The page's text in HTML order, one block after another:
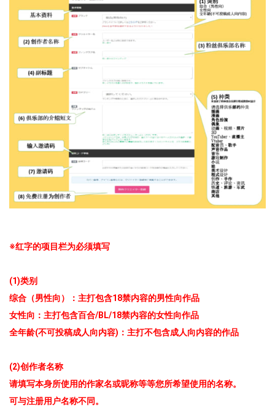
※红字的项目栏为必须填写
(1)类别
综合（男性向）：主打包含18禁内容的男性向作品
女性向：主打包含百合/BL/18禁内容的女性向作品
全年龄(不可投稿成人向内容)：主打不包含成人向内容的作品
(2)创作者名称
请填写本身所使用的作家名或昵称等等您所希望使用的名称。
可与注册用户名称不同。